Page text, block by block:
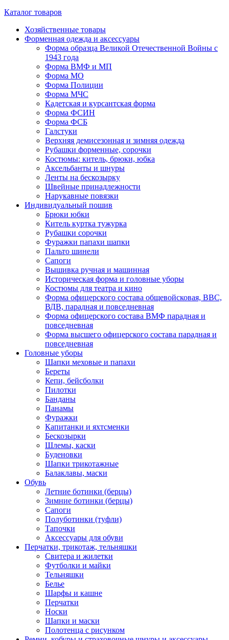
Каталог товаров
Хозяйственные товары
Форменная одежда и аксессуары
Форма образца Великой Отечественной Войны с
1943 года
Форма ВМФ и МП
Форма МО
Форма Полиции
Форма МЧС
Кадетская и курсантская форма
Форма ФСИН
Форма ФСБ
Галстуки
Верхняя демисезонная и зимняя одежда
Рубашки форменные, сорочки
Костюмы: китель, брюки, юбка
Аксельбанты и шнуры
Ленты на бескозырку
Швейные принадлежности
Нарукавные повязки
Индивидуальный пошив
Брюки юбки
Китель куртка тужурка
Рубашки сорочки
Фуражки папахи шапки
Пальто шинели
Сапоги
Вышивка ручная и машинная
Историческая форма и головные уборы
Костюмы для театра и кино
Форма офицерского состава общевойсковая, ВВС,
ВДВ, парадная и повседневная
Форма офицерского состава ВМФ парадная и
повседневная
Форма высшего офицерского состава парадная и
повседневная
Головные уборы
Шапки меховые и папахи
Береты
Кепи, бейсболки
Пилотки
Банданы
Панамы
Фуражки
Капитанки и яхтсменки
Бескозырки
Шлемы, каски
Буденовки
Шапки трикотажные
Балаклавы, маски
Обувь
Летние ботинки (берцы)
Зимние ботинки (берцы)
Сапоги
Полуботинки (туфли)
Тапочки
Аксессуары для обуви
Перчатки, трикотаж, тельняшки
Свитера и жилетки
Футболки и майки
Тельняшки
Белье
Шарфы и кашне
Перчатки
Носки
Шапки и маски
Полотенца с рисунком